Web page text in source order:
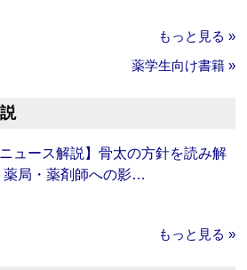
もっと見る »
薬学生向け書籍 »
ュース解説】骨太の方針を読み解
薬局・薬剤師への影…
もっと見る »